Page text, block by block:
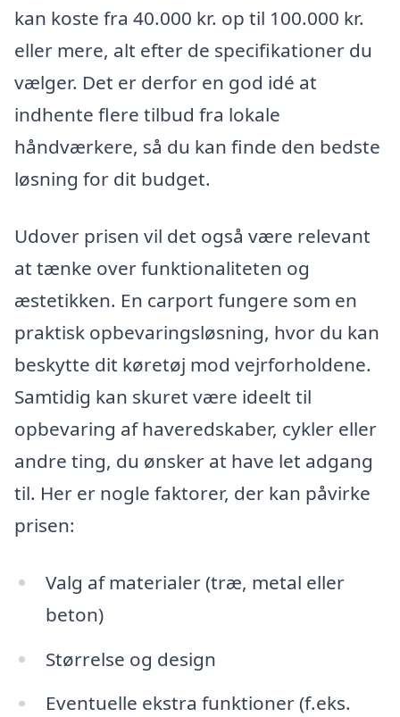
kan koste fra 40.000 kr. op til 100.000 kr.
eller mere, alt efter de specifikationer du
vælger. Det er derfor en god idé at
indhente flere tilbud fra lokale
håndværkere, så du kan finde den bedste
løsning for dit budget.
Udover prisen vil det også være relevant
at tænke over funktionaliteten og
æstetikken. En carport fungere som en
praktisk opbevaringsløsning, hvor du kan
beskytte dit køretøj mod vejrforholdene.
Samtidig kan skuret være ideelt til
opbevaring af haveredskaber, cykler eller
andre ting, du ønsker at have let adgang
til. Her er nogle faktorer, der kan påvirke
prisen:
Valg af materialer (træ, metal eller
beton)
Størrelse og design
Eventuelle ekstra funktioner (f.eks.